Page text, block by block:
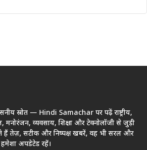
स्रोत — Hindi Samachar पर पढ़ें राष्ट्रीय,
मनोरंजन, व्यवसाय, शिक्षा और टेक्नोलॉजी से जुड़ी
हैं तेज़, सटीक और निष्पक्ष खबरें, वह भी सरल और
अपडेटेड रहें।